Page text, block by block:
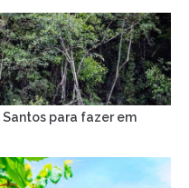
para fazer em